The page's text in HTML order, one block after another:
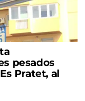
pesados
Pratet, al